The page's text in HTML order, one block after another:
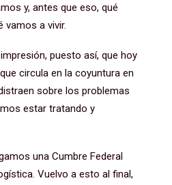
y, antes que eso, qué
vamos a vivir.
puesto así, que hoy
circula en la coyuntura en
sobre los problemas
estar tratando y
una Cumbre Federal
Vuelvo a esto al final,